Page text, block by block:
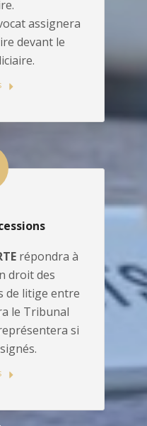
assignera
devant le
répondra à
droit des
de litige entre
le Tribunal
si